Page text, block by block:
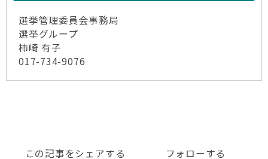
選挙管理委員会事務局
選挙グループ
柿崎 有子
017-734-9076
この記事をシェアする フォローする